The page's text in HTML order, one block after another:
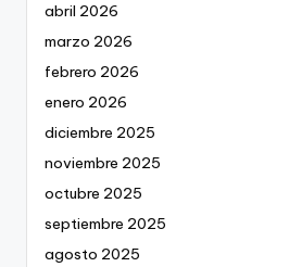
abril 2026
marzo 2026
febrero 2026
enero 2026
diciembre 2025
noviembre 2025
octubre 2025
septiembre 2025
agosto 2025